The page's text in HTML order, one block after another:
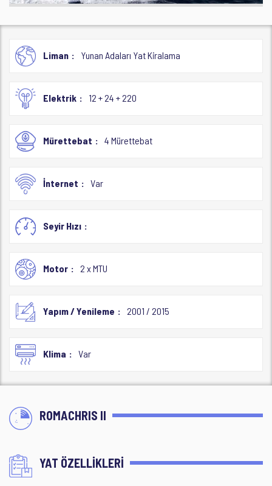
Liman Yunan Adaları Yat Kiralama
Elektrik 12 + 24 + 220
Mürettebat 4 Mürettebat
İnternet Var
Seyir Hızı
Motor 2 x MTU
Yapım / Yenileme 2001 / 2015
Klima Var
ROMACHRIS II
YAT ÖZELLİKLERİ